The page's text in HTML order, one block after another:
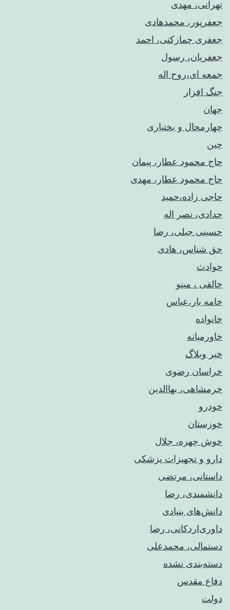
تهرانی، مهدی
جعفرپور، محمدهادی
جعفری چمازکتی، احمد
جعفریان، رسول
جمعه ای،روح اله
جنگ افزار
جهان
چهارمحال و بختیاری
چین
حاج محمود عطار، پیمان
حاج محمود عطار، مهدی
حاجی زاده،حمید
حدادی، نصر اله
حسینی جبلی، رضا
حق شناس، هادی
حوادث
خالقی ، مینو
خامه یار،عباس
خانواده
خاورمیانه
خبر وبلاگ
خراسان رضوی
خرمشاهی، بهاالدین
خودرو
خوزستان
خوش چهره، جلال
دارو و تجهیزات پزشکی
داستانی، مرتضی
دانشمندی، رضا
دانش‌های بنیادی
داوری‌اردکانی، رضا
دستمالی، محمدعلی
دسته‌بندی نشده
دفاع مقدس
دولت